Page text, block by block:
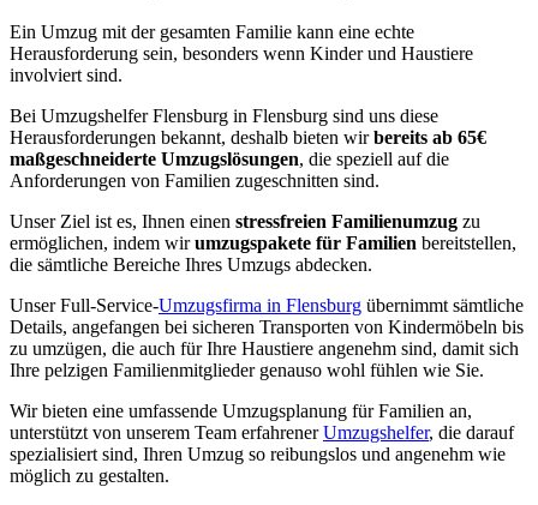
Ein Umzug mit der gesamten Familie kann eine echte
Herausforderung sein, besonders wenn Kinder und Haustiere
involviert sind.
Bei Umzugshelfer Flensburg in Flensburg sind uns diese
Herausforderungen bekannt, deshalb bieten wirbereits ab 65€
maßgeschneiderte Umzugslösungen, die speziell auf die
Anforderungen von Familien zugeschnitten sind.
Unser Ziel ist es, Ihnen einen stressfreien Familienumzug zu
ermöglichen, indem wirumzugspakete für Familien bereitstellen,
die sämtliche Bereiche Ihres Umzugs abdecken.
Unser Full-Service-Umzugsfirma in Flensburg übernimmt sämtliche
Details, angefangen bei sicheren Transporten von Kindermöbeln bis
zu umzügen, die auch für Ihre Haustiere angenehm sind, damit sich
Ihre pelzigen Familienmitglieder genauso wohl fühlen wie Sie.
Wir bieten eine umfassende Umzugsplanung für Familien an,
unterstützt von unserem Team erfahrenerUmzugshelfer, die darauf
spezialisiert sind, Ihren Umzug so reibungslos und angenehm wie
möglich zu gestalten.